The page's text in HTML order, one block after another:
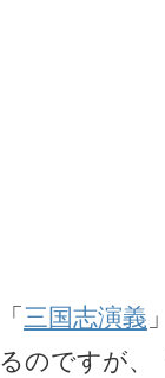
「 三国志演義
るのですが、